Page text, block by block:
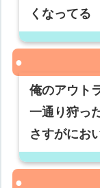
くなってる
俺のアウト
一通り狩っ
さすがにお